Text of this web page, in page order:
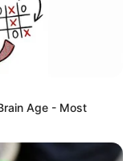
Age - Most